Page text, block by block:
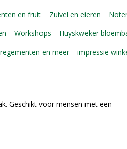
en fruit Zuivel en eieren
Workshops Huyskweker
en meer
impressie
Geschikt voor mensen met een